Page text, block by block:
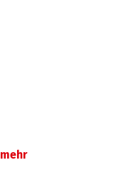
mehr